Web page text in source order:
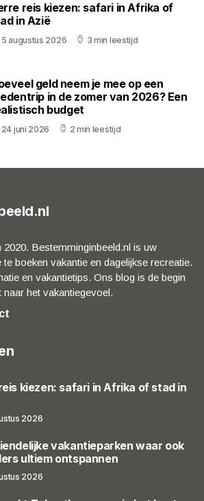
reis kiezen: safari in Afrika of
in Azië
5 augustus 2026 3 min leestijd
geld neem je mee op een
in de zomer van 2026? Een
budget
24 juni 2026 2 min leestijd
2020. Bestemminginbeeld.nl is uw
boeken vakantie en dagelijkse recreatie.
en vakantietips. Ons blog is de begin
het vakantiegevoel.
kiezen: safari in Afrika of stad in
2026
vakantieparken waar ook
ultiem ontspannen
2026